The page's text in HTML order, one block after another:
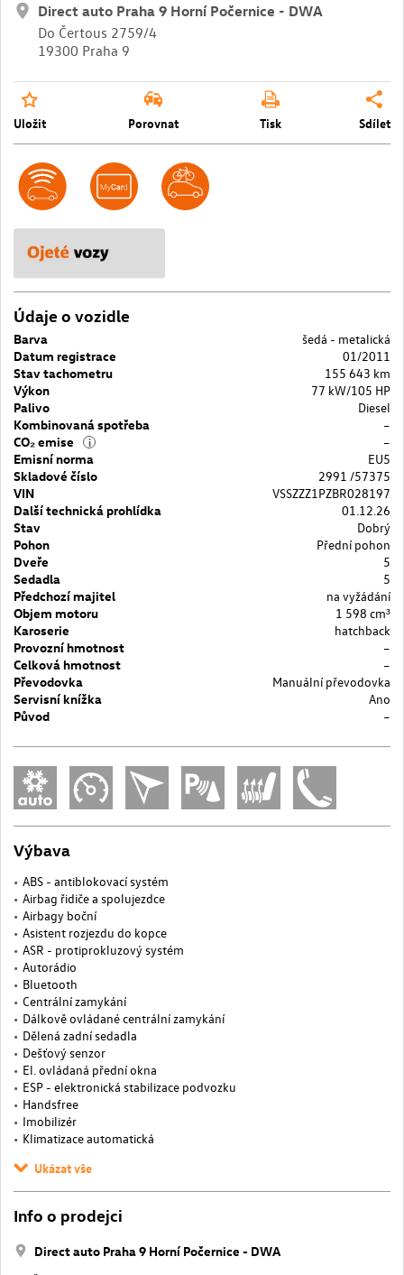
Direct auto Praha 9 Horní Počernice - DWA
Do Čertous 2759/4
19300 Praha 9
Uložit Porovnat Tisk Sdílet
Údaje o vozidle
Barva
šedá - metalická
Datum registrace
01/2011
Stav tachometru
155 643 km
Výkon
77 kW/105 HP
Palivo
Diesel
Kombinovaná spotřeba
–
CO₂ emise
i
–
Emisní norma
EU5
Skladové číslo
2991 /57375
VIN
VSSZZZ1PZBR028197
Další technická prohlídka
01.12.26
Stav
Dobrý
Pohon
Přední pohon
Dveře
5
Sedadla
5
Předchozí majitel
na vyžádání
Objem motoru
1 598 cm³
Karoserie
hatchback
Provozní hmotnost
–
Celková hmotnost
–
Převodovka
Manuální převodovka
Servisní knížka
Ano
Původ
–
Výbava
ABS - antiblokovací systém
Airbag řidiče a spolujezdce
Airbagy boční
Asistent rozjezdu do kopce
ASR - protiprokluzový systém
Autorádio
Bluetooth
Centrální zamykání
Dálkově ovládané centrální zamykání
Dělená zadní sedadla
Dešťový senzor
El. ovládaná přední okna
ESP - elektronická stabilizace podvozku
Handsfree
Imobilizér
Klimatizace automatická
Ukázat vše
Info o prodejci
Direct auto Praha 9 Horní Počernice - DWA